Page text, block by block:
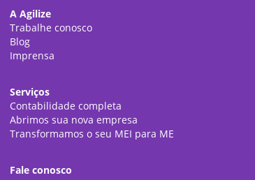
A Agilize
Trabalhe conosco
Blog
Imprensa
Serviços
Contabilidade completa
Abrimos sua nova empresa
Transformamos o seu MEI para ME
Fale conosco